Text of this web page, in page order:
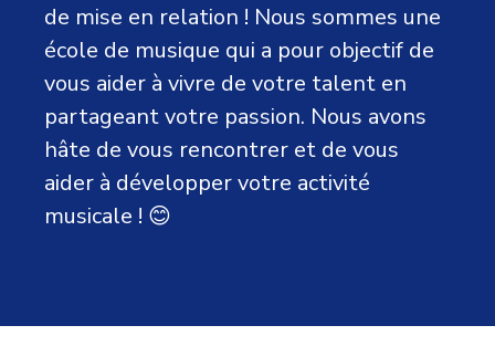
de mise en relation ! Nous sommes une
école de musique qui a pour objectif de
vous aider à vivre de votre talent en
partageant votre passion. Nous avons
hâte de vous rencontrer et de vous
aider à développer votre activité
musicale ! 😊